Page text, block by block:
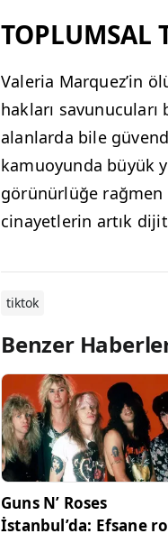
TOPLUMSAL
Valeria Marquez’in
hakları
alanlarda bile
kamuoyunda büyük
görünürlüğe rağmen
cinayetlerin artık
tiktok
Benzer
Guns N’ Roses
İstanbul’da: Efsane